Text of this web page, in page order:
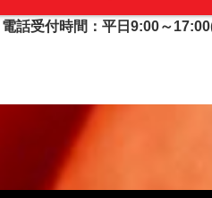
電話受付時間：平日9:00～17:00